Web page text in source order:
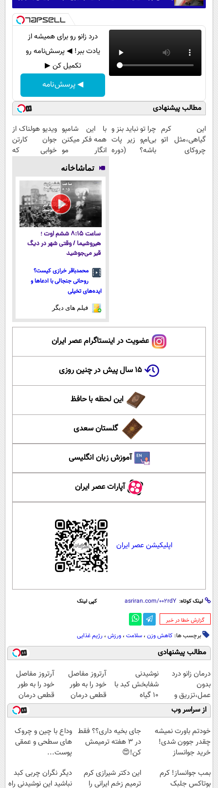
درد زانو رو برای همیشه از
یادت ببر! ◀ پرسش‌نامه رو
تکمیل کن ▶
◀ پرسش‌نامه
مطالب پیشنهادی
این کرم
گیاهی،مثل اتو
چروکای
چرا تو نباید بنز و
بی‌ام‌و زیر پات
باشه؟ (دوره
با این شامپو
همه فکر میکنن
انگار مو
کاشتی!!!!!
ویدیو هولناک از
جوان کارتن
خوابی که
تماشاخانه
ساعت ۸:۱۵ ششم اوت ؛
هیروشیما / وقتی شهر در دیگ
قیر می‌جوشید
محمدباقر خرازی کیست؟
روحانی جنجالی با ادعاها و
ایده‌های تخیلی
فیلم های دیگر
عضویت در اینستاگرام عصر ایران
۱۵ سال پیش در چنین روزی
این لحظه با حافظ
گلستان سعدی
آموزش زبان انگلیسی
آپارات عصر ایران
اپلیکیشن عصر ایران
لینک کوتاه: کپی لینک
‌گزارش خطا در خبر
برچسب ها: کاهش وزن ، سلامت ، ورزش ، رژیم غذایی
مطالب پیشنهادی
درمان زانو درد
بدون
عمل،تزریق و
دارو
(◂پرسش‌نامه)
نوشیدنی
شفابخش کبد با
10 گیاه
موثر(تخفیف تا
امشب)
آرتروز مفاصل
خود را به طور
قطعی درمان
کنید!
◂پرسش‌نامه▸
آرتروز مفاصل
خود را به طور
قطعی درمان
کنید!
◗پرسش‌نامه◖
از سراسر وب
خودتم باورت نمیشه
چقدر جوون شدی!
خرید جوانساز
ویژه
جای بخیه داری؟؟ فقط
در 3 هفته ترمیمش
کن!😍
وداع با چین و چروک
های سطحی و عمقی
پوست...
بمب جوانساز! کرم
بوتاکس جلبک
این دکتر شیرازی کرم
ترمیم زخم ایرانی را
دیگر نگران چربی کبد
نباشید این نوشیدنی راه